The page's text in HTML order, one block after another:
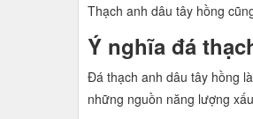
Thạch anh dâu tây hồng
Ý nghĩa đá
Đá thạch anh dâu tây hồng
những nguồn năng lượng